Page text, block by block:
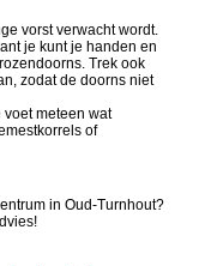
vorst verwacht wordt.
je kunt je handen en
Trek ook
zodat de doorns niet
meteen wat
of
in Oud-Turnhout?